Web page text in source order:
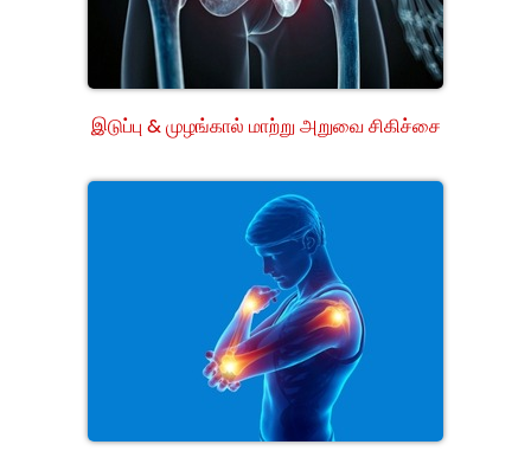
இடுப்பு & முழங்கால் மாற்று அறுவை சிகிச்சை